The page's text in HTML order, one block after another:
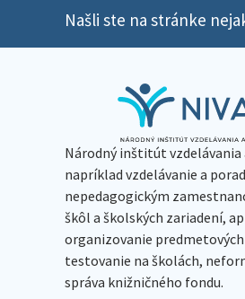
Našli ste na stránke
Národný inštitút
napríklad vzdelávanie a
nepedagogickým
škôl a školských zariadení,
organizovanie
testovanie na školách,
správa knižničného fondu.